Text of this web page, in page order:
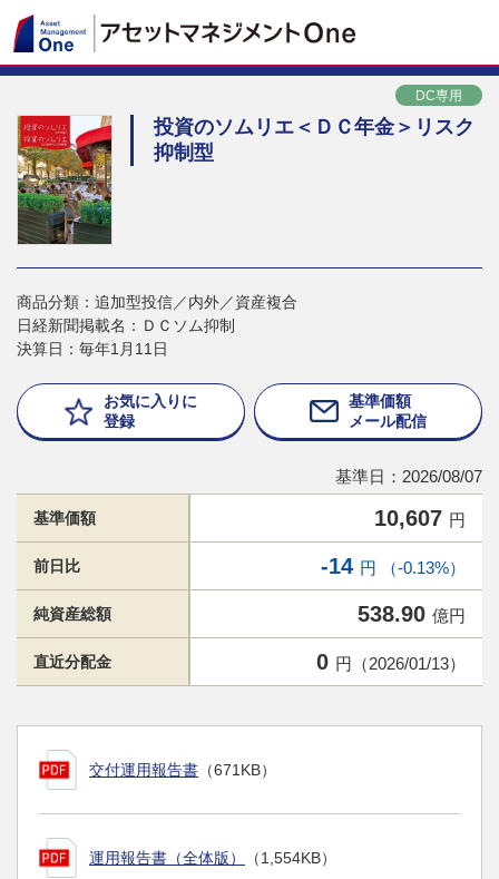
DC専用
投資のソムリエ＜ＤＣ年金＞リスク
抑制型
商品分類：追加型投信／内外／資産複合
日経新聞掲載名：ＤＣソム抑制
決算日：毎年1月11日
お気に入りに
登録
基準価額
メール配信
基準日：2026/08/07
基準価額 10,607 円
前日比 -14 円 （-0.13%）
純資産総額 538.90 億円
直近分配金 0 円（2026/01/13）
交付運用報告書 （671KB）
運用報告書（全体版） （1,554KB）